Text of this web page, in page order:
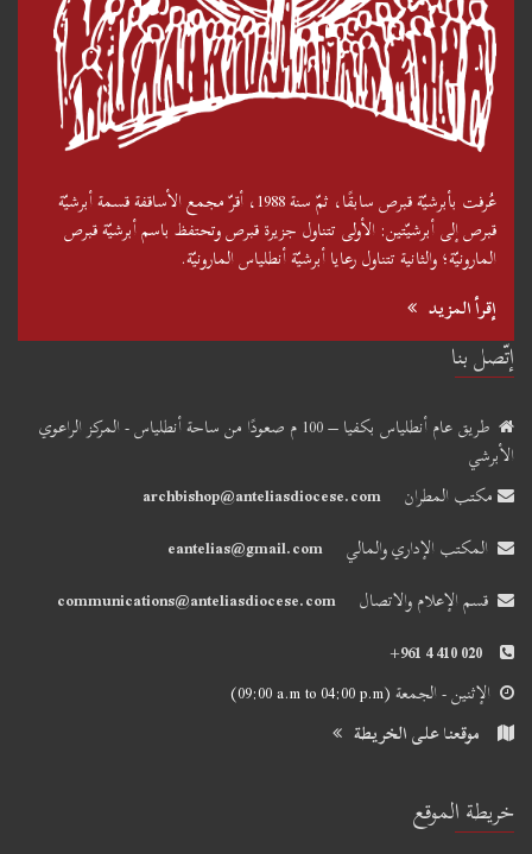
عُرفت بأبرشيّة قبرص سابقًا، ثمّ سنة 1988، أقرّ مجمع الأساقفة قسمة أبرشيّة
قبرص إلى أبرشيّتين: الأولى تتناول جزيرة قبرص وتحتفظ باسم أبرشيّة قبرص
المارونيّة؛ والثانية تتناول رعايا أبرشيّة أنطلياس المارونيّة.
إقرأ المزيد
إتّصل بنا
طريق عام أنطلياس بكفيا – 100 م صعودًا من ساحة أنطلياس - المركز الراعوي
الأبرشي
مكتب المطران
archbishop@anteliasdiocese.com
المكتب الإداري والمالي
eantelias@gmail.com
قسم الإعلام والاتصال
communications@anteliasdiocese.com
+961 4 410 020
الإثنين - الجمعة(09:00 a.m to 04:00 p.m)
موقعنا على الخريطة
خريطة الموقع